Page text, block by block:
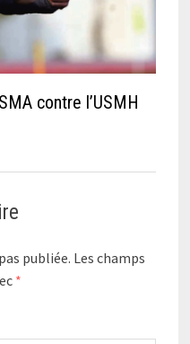
contre l’USMH
publiée. Les champs
*